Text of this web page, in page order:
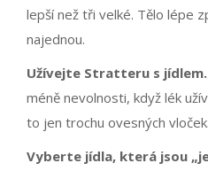
lepší než tři velké. Tělo lépe
najednou.
Užívejte Stratteru s jídlem.
méně nevolnosti, když lék
to jen trochu ovesných vloček.
Vyberte jídla, která jsou